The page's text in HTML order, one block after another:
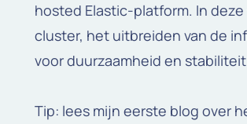
hosted Elastic-platform. In
cluster, het uitbreiden van de
voor duurzaamheid en
Tip: lees mijn eerste blog over